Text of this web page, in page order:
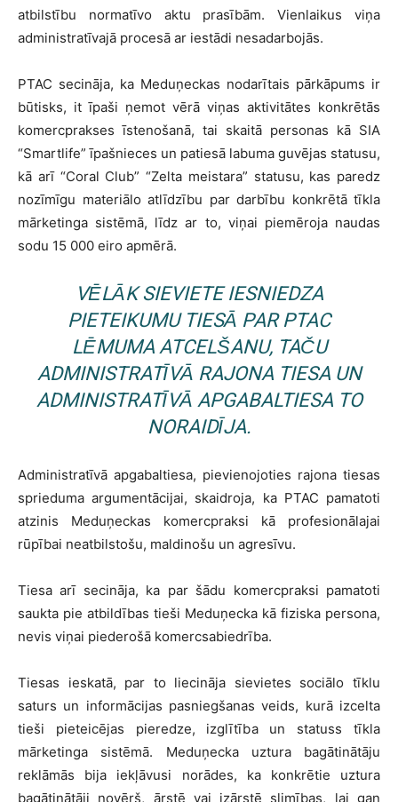
atbilstību normatīvo aktu prasībām. Vienlaikus viņa
administratīvajā procesā ar iestādi nesadarbojās.
PTAC secināja, ka Meduņeckas nodarītais pārkāpums ir
būtisks, it īpaši ņemot vērā viņas aktivitātes konkrētās
komercprakses īstenošanā, tai skaitā personas kā SIA
“Smartlife” īpašnieces un patiesā labuma guvējas statusu,
kā arī “Coral Club” “Zelta meistara” statusu, kas paredz
nozīmīgu materiālo atlīdzību par darbību konkrētā tīkla
mārketinga sistēmā, līdz ar to, viņai piemēroja naudas
sodu 15 000 eiro apmērā.
VĒLĀK SIEVIETE IESNIEDZA
PIETEIKUMU TIESĀ PAR PTAC
LĒMUMA ATCELŠANU, TAČU
ADMINISTRATĪVĀ RAJONA TIESA UN
ADMINISTRATĪVĀ APGABALTIESA TO
NORAIDĪJA.
Administratīvā apgabaltiesa, pievienojoties rajona tiesas
sprieduma argumentācijai, skaidroja, ka PTAC pamatoti
atzinis Meduņeckas komercpraksi kā profesionālajai
rūpībai neatbilstošu, maldinošu un agresīvu.
Tiesa arī secināja, ka par šādu komercpraksi pamatoti
saukta pie atbildības tieši Meduņecka kā fiziska persona,
nevis viņai piederošā komercsabiedrība.
Tiesas ieskatā, par to liecināja sievietes sociālo tīklu
saturs un informācijas pasniegšanas veids, kurā izcelta
tieši pieteicējas pieredze, izglītība un statuss tīkla
mārketinga sistēmā. Meduņecka uztura bagātinātāju
reklāmās bija iekļāvusi norādes, ka konkrētie uztura
bagātinātāji novērš, ārstē vai izārstē slimības, lai gan